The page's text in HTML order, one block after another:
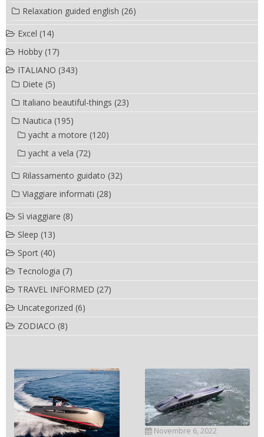
Relaxation guided english (26)
Excel (14)
Hobby (17)
ITALIANO (343)
Diete (5)
Italiano beautiful-things (23)
Nautica (195)
yacht a motore (120)
yacht a vela (72)
Rilassamento guidato (32)
Viaggiare informati (28)
Sì viaggiare (8)
Sleep (13)
Sport (40)
Tecnologia (7)
TRAVEL INFORMED (27)
Uncategorized (6)
ZODIACO (8)
Novembre 6, 2022